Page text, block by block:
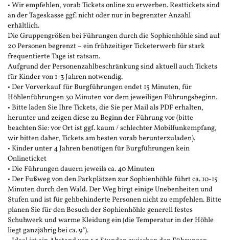
• Wir empfehlen, vorab Tickets online zu erwerben. Resttickets sind
an der Tageskasse ggf. nicht oder nur in begrenzter Anzahl
erhältlich.
Die Gruppengrößen bei Führungen durch die Sophienhöhle sind auf
20 Personen begrenzt – ein frühzeitiger Ticketerwerb für stark
frequentierte Tage ist ratsam.
Aufgrund der Personenzahlbeschränkung sind aktuell auch Tickets
für Kinder von 1-3 Jahren notwendig.
• Der Vorverkauf für Burgführungen endet 15 Minuten, für
Höhlenführungen 30 Minuten vor dem jeweiligen Führungsbeginn.
• Bitte laden Sie Ihre Tickets, die Sie per Mail als PDF erhalten,
herunter und zeigen diese zu Beginn der Führung vor (bitte
beachten Sie: vor Ort ist ggf. kaum / schlechter Mobilfunkempfang,
wir bitten daher, Tickets am besten vorab herunterzuladen).
• Kinder unter 4 Jahren benötigen für Burgführungen kein
Onlineticket
• Die Führungen dauern jeweils ca. 40 Minuten
• Der Fußweg von den Parkplätzen zur Sophienhöhle führt ca. 10-15
Minuten durch den Wald. Der Weg birgt einige Unebenheiten und
Stufen und ist für gehbehinderte Personen nicht zu empfehlen. Bitte
planen Sie für den Besuch der Sophienhöhle generell festes
Schuhwerk und warme Kleidung ein (die Temperatur in der Höhle
liegt ganzjährig bei ca. 9°).